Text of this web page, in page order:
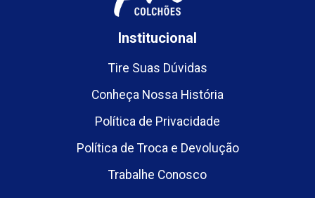
Institucional
Tire Suas Dúvidas
Conheça Nossa História
Política de Privacidade
Política de Troca e Devolução
Trabalhe Conosco